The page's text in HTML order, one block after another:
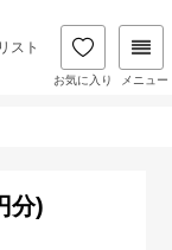
スト
お気に入り メニュー
分)